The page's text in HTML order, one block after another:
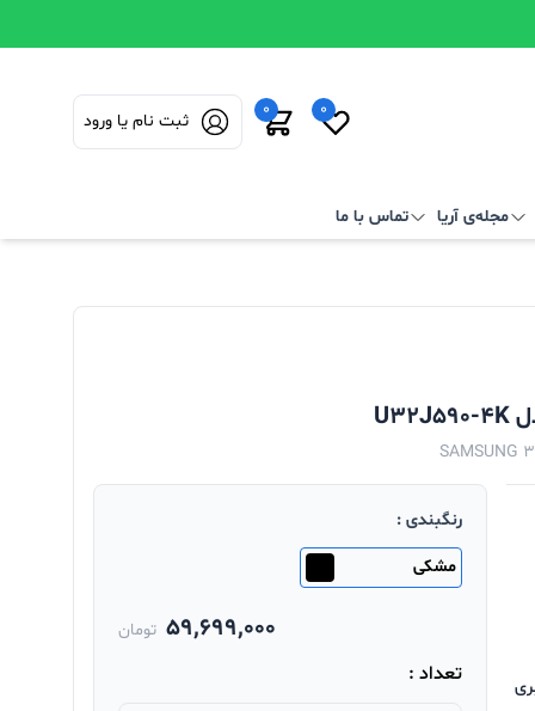
0
0
ثبت نام یا ورود
مجله‌ی آریا تماس با ما
SAMSUNG
رنگبندی :
مشکی
59,699,000 تومان
تعداد :